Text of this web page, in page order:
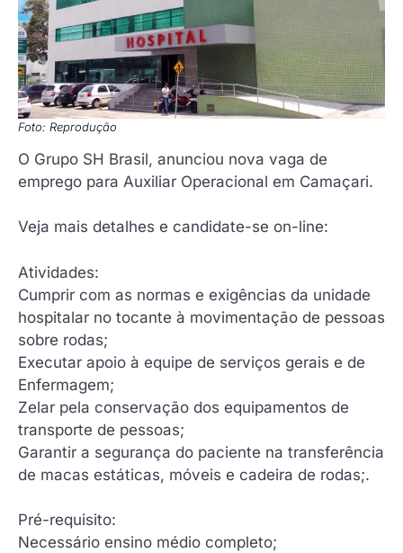
Foto: Reprodução
O Grupo SH Brasil, anunciou nova vaga de
emprego para Auxiliar Operacional em Camaçari.
Veja mais detalhes e candidate-se on-line:
Atividades:
Cumprir com as normas e exigências da unidade
hospitalar no tocante à movimentação de pessoas
sobre rodas;
Executar apoio à equipe de serviços gerais e de
Enfermagem;
Zelar pela conservação dos equipamentos de
transporte de pessoas;
Garantir a segurança do paciente na transferência
de macas estáticas, móveis e cadeira de rodas;.
Pré-requisito:
Necessário ensino médio completo;